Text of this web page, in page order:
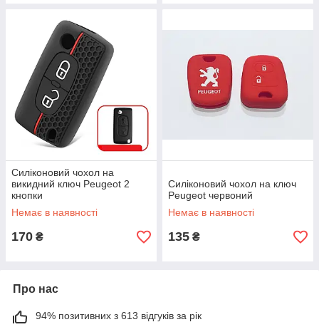
Силіконовий чохол на
викидний ключ Peugeot 2
кнопки
Немає в наявності
170 ₴
Силіконовий чохол на ключ
Peugeot червоний
Немає в наявності
135 ₴
Про нас
94% позитивних з 613 відгуків за рік